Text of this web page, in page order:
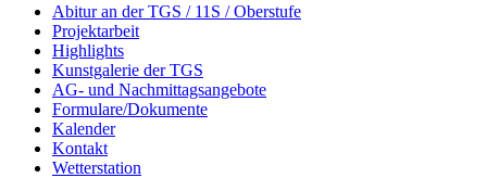
Abitur an der TGS / 11S / Oberstufe
Projektarbeit
Highlights
Kunstgalerie der TGS
AG- und Nachmittagsangebote
Formulare/Dokumente
Kalender
Kontakt
Wetterstation